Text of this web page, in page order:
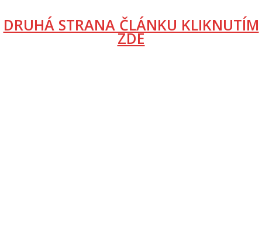
DRUHÁ STRANA ČLÁNKU KLIKNUTÍM
ZDE